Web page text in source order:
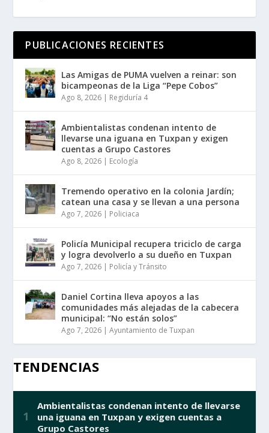
PUBLICACIONES RECIENTES
Las Amigas de PUMA vuelven a reinar: son
bicampeonas de la Liga “Pepe Cobos”
Ago 8, 2026 | Regiduría 4
Ambientalistas condenan intento de
llevarse una iguana en Tuxpan y exigen
cuentas a Grupo Castores
Ago 8, 2026 | Ecología
Tremendo operativo en la colonia Jardín;
catean una casa y se llevan a una persona
Ago 7, 2026 | Policiaca
Policía Municipal recupera triciclo de carga
y logra devolverlo a su dueño en Tuxpan
Ago 7, 2026 | Policía y Tránsito
Daniel Cortina lleva apoyos a las
comunidades más alejadas de la cabecera
municipal: “No están solos”
Ago 7, 2026 |Ayuntamiento de Tuxpan
TENDENCIAS